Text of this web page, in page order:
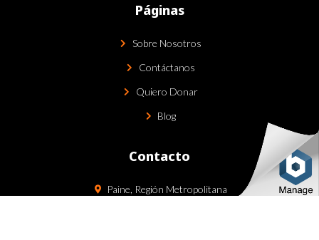
Páginas
Sobre Nosotros
Contáctanos
Quiero Donar
Blog
Contacto
Paine, Región Metropolitana